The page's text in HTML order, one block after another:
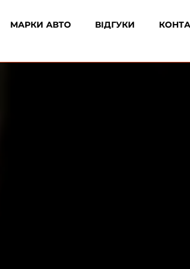
МАРКИ АВТО ВІДГУКИ